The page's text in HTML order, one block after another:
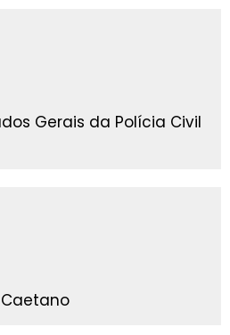
Gerais da Polícia Civil